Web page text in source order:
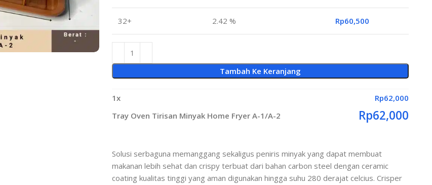
32+ 2.42 % Rp60,500
Tambah Ke Keranjang
1x Rp62,000
Tray Oven Tirisan Minyak Home Fryer A-1/A-2
Rp62,000
Solusi serbaguna memanggang sekaligus peniris minyak yang dapat membuat
makanan lebih sehat dan crispy terbuat dari bahan carbon steel dengan ceramic
coating kualitas tinggi yang aman digunakan hingga suhu 280 derajat celcius. Crisper